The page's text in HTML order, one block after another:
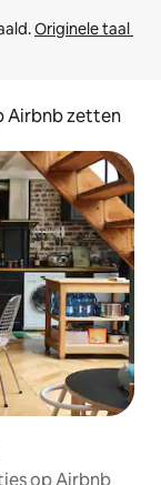
Originele taal
Airbnb zetten
op Airbnb